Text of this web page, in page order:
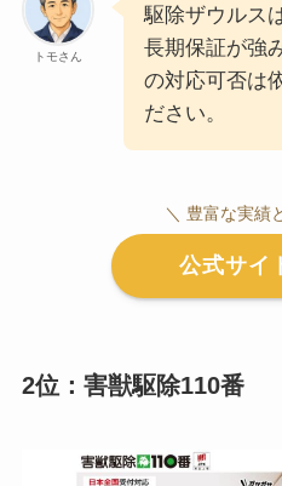
トモさん
駆除ザウルス
長期保証が強
の対応可否は
ださい。
＼ 豊富な実績
公式サイ
2位：害獣駆除110番